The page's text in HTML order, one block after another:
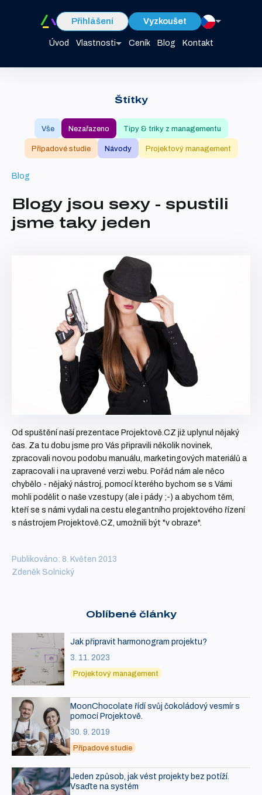
Úvod Vlastnosti Ceník Blog Kontakt
Přihlášení Vyzkoušet
Blog
Blogy jsou sexy - spustili
jsme taky jeden
Od spuštění naší prezentace Projektově.CZ již uplynul nějaký
čas. Za tu dobu jsme pro Vás připravili několik novinek,
zpracovali novou podobu manuálu, marketingových materiálů a
zapracovali i na upravené verzi webu. Pořád nám ale něco
chybělo - nějaký nástroj, pomocí kterého bychom se s Vámi
mohli podělit o naše vzestupy (ale i pády ;-) a abychom těm,
kteří se s námi vydali na cestu elegantního projektového řízení
s nástrojem Projektově.CZ, umožnili být "v obraze".
Publikováno: 8. Květen 2013
Zdeněk Solnický
Štítky
Vše Nezařazeno Tipy & triky z managementu
Případové studie Návody Projektový management
Oblíbené články
Jak připravit harmonogram projektu?
3. 11. 2023
Projektový management
MoonChocolate řídí svůj čokoládový vesmír s
pomocí Projektově.
30. 9. 2019
Případové studie
Jeden způsob, jak vést projekty bez potíží.
Vsaďte na systém